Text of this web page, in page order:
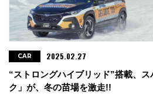
“ストロングハイブリッド”搭載、
ク」が、冬の苗場を激走!!
CAR 2025.02.27